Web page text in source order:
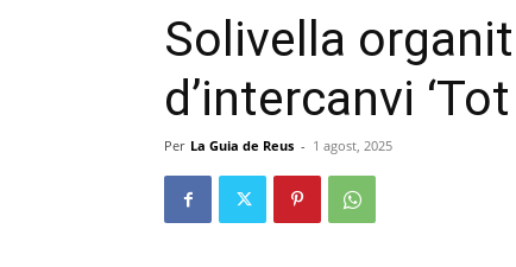
Solivella
d’intercanvi
Per La Guia de Reus - 1 agost, 2025